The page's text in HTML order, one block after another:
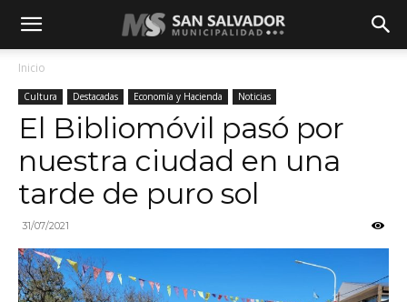
Inicio
Cultura Destacadas Economía y Hacienda Noticias
El Bibliomóvil pasó por
nuestra ciudad en una
tarde de puro sol
31/07/2021